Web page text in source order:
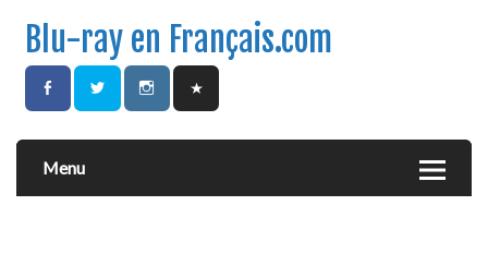
Blu-ray en Français.com
Menu